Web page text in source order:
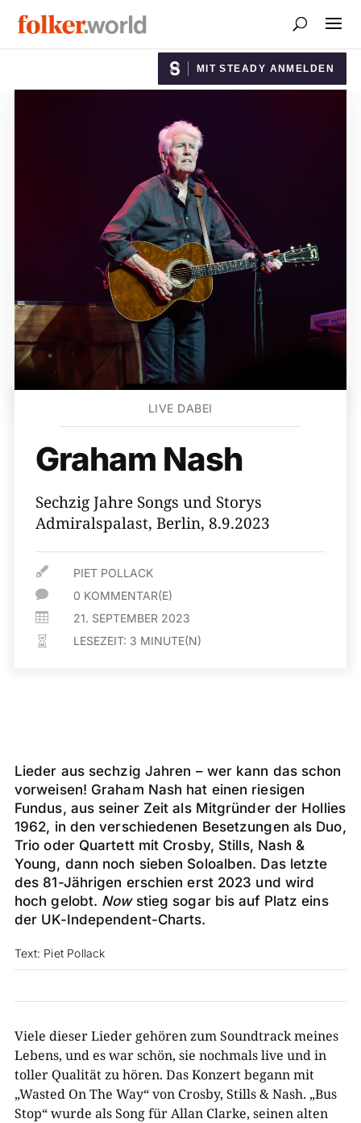
MIT STEADY ANMELDEN
LIVE DABEI
Graham Nash
Sechzig Jahre Songs und Storys
Admiralspalast, Berlin, 8.9.2023
 PIET POLLACK
 0 KOMMENTAR(E)
 21. SEPTEMBER 2023
 LESEZEIT: 3 MINUTE(N)
Lieder aus sechzig Jahren – wer kann das schon
vorweisen! Graham Nash hat einen riesigen
Fundus, aus seiner Zeit als Mitgründer der Hollies
1962, in den verschiedenen Besetzungen als Duo,
Trio oder Quartett mit Crosby, Stills, Nash &
Young, dann noch sieben Soloalben. Das letzte
des 81-Jährigen erschien erst 2023 und wird
hoch gelobt. Nowstieg sogar bis auf Platz eins
der UK-Independent-Charts.
Text: Piet Pollack
Viele dieser Lieder gehören zum Soundtrack meines
Lebens, und es war schön, sie nochmals live und in
toller Qualität zu hören. Das Konzert begann mit
„Wasted On The Way“ von Crosby, Stills & Nash. „Bus
Stop“ wurde als Song für Allan Clarke, seinen alten